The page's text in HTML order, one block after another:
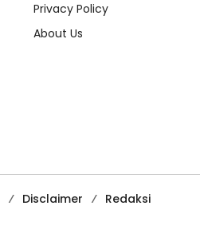
Privacy Policy
About Us
Disclaimer
Redaksi